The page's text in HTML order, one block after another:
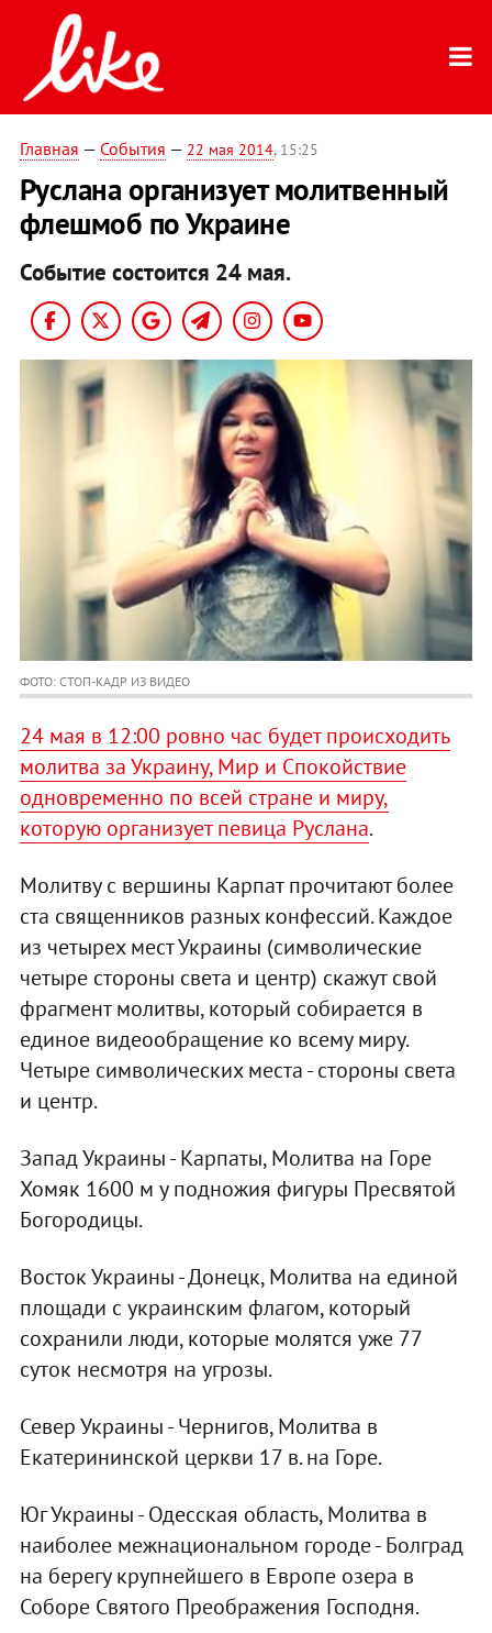
Главная — События — 22 мая 2014, 15:25
Руслана организует молитвенный
флешмоб по Украине
Событие состоится 24 мая.
ФОТО: СТОП-КАДР ИЗ ВИДЕО
24 мая в 12:00 ровно час будет происходить
молитва за Украину, Мир и Спокойствие
одновременно по всей стране и миру,
которую организует певица Руслана.
Молитву с вершины Карпат прочитают более
ста священников разных конфессий. Каждое
из четырех мест Украины (символические
четыре стороны света и центр) скажут свой
фрагмент молитвы, который собирается в
единое видеообращение ко всему миру.
Четыре символических места - стороны света
и центр.
Запад Украины - Карпаты, Молитва на Горе
Хомяк 1600 м у подножия фигуры Пресвятой
Богородицы.
Восток Украины - Донецк, Молитва на единой
площади с украинским флагом, который
сохранили люди, которые молятся уже 77
суток несмотря на угрозы.
Север Украины - Чернигов, Молитва в
Екатерининской церкви 17 в. на Горе.
Юг Украины - Одесская область, Молитва в
наиболее межнациональном городе - Болград
на берегу крупнейшего в Европе озера в
Соборе Святого Преображения Господня.